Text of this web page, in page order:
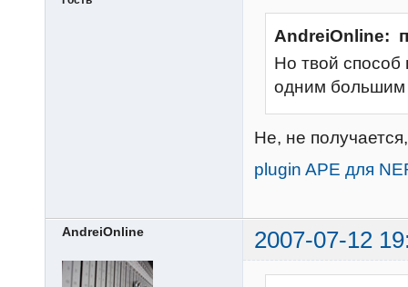
AndreiOnline:
Но твой способ
одним
Не, не
plugin APE для
AndreiOnline 2007-07-12